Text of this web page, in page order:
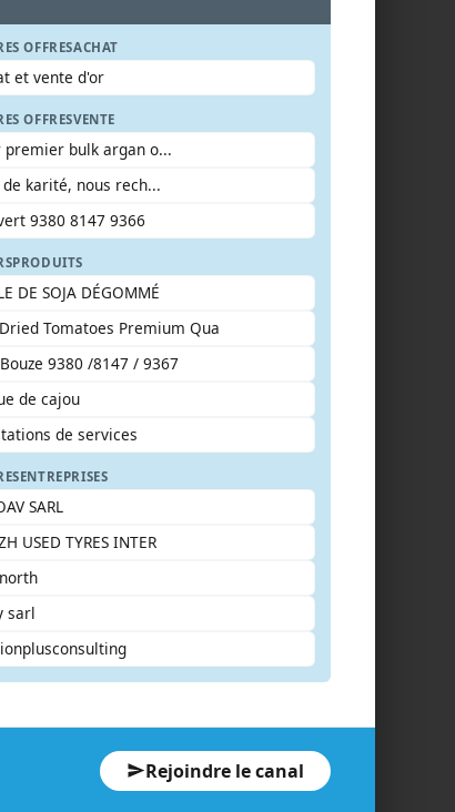
OFFRESACHAT
et vente d'or
OFFRESVENTE
premier bulk argan o...
karité, nous rech...
9380 8147 9366
PRODUITS
DE SOJA DÉGOMMÉ
Tomatoes Premium Qua
9380 /8147 / 9367
de cajou
de services
ENTREPRISES
SARL
USED TYRES INTER
sarl
Rejoindre le canal